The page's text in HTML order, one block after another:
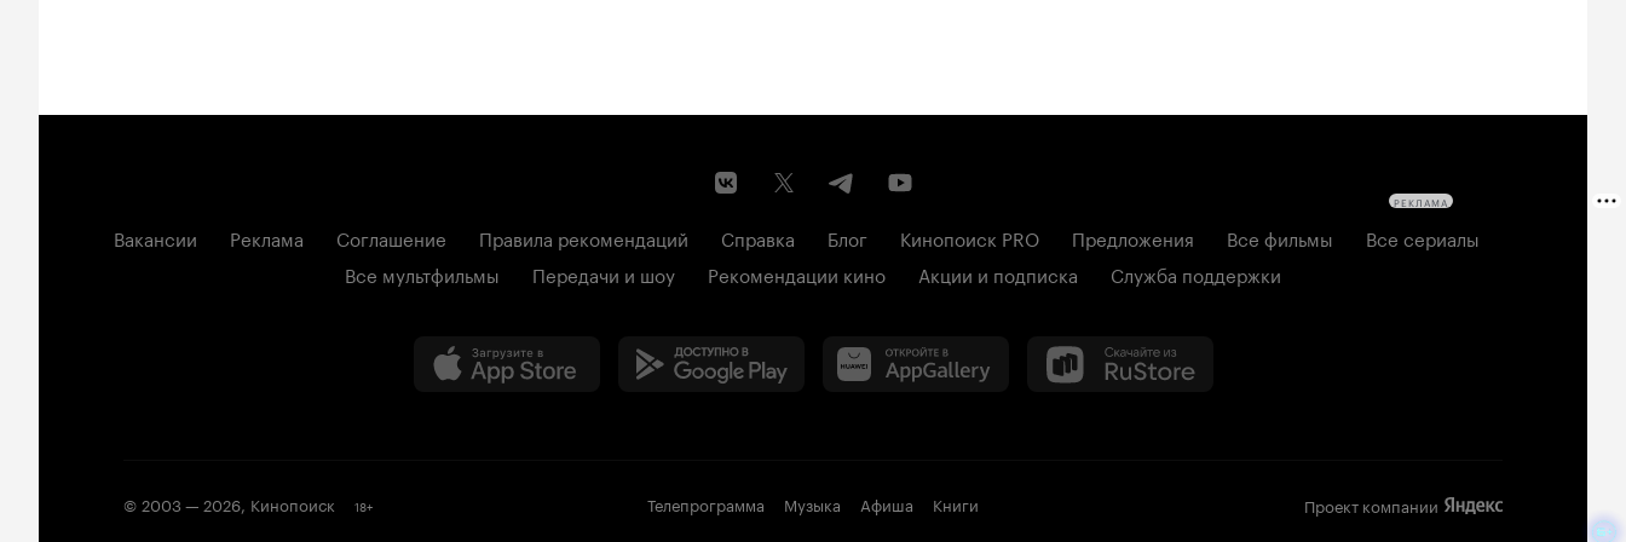
Вакансии Реклама Соглашение Правила рекомендаций Справка Блог Кинопоиск PRO Предложения Все фильмы
Все сериалы
Все мультфильмы
Передачи и шоу Рекомендации кино Акции и подписка Служба поддержки
© 2003 —2026, Кинопоиск 18+ Телепрограмма Музыка Афиша Книги Проект компании
РЕКЛАМА